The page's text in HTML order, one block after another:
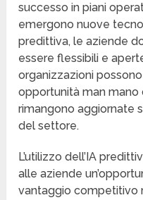
successo in piani
emergono nuove
predittiva, le aziende
essere flessibili e
organizzazioni
opportunità man mano
rimangono aggiornate
del settore.
L’utilizzo dell’IA
alle aziende
vantaggio competitivo